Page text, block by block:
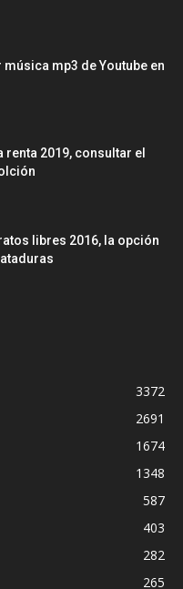
mp3 de Youtube en
renta 2019, consultar el
libres 2016, la opción
3372
2691
1674
1348
587
403
282
265